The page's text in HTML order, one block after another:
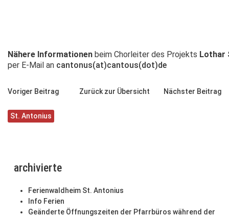
Nähere Informationen beim Chorleiter des Projekts Lothar
per E-Mail an cantonus(at)cantous(dot)de
Voriger Beitrag Zurück zur Übersicht Nächster Beitrag
St. Antonius
archivierte
Ferienwaldheim St. Antonius
Info Ferien
Geänderte Öffnungszeiten der Pfarrbüros während der